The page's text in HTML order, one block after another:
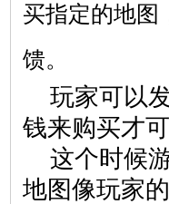
买指定的地图
馈。
玩家可以
钱来购买才
这个时候
地图像玩家